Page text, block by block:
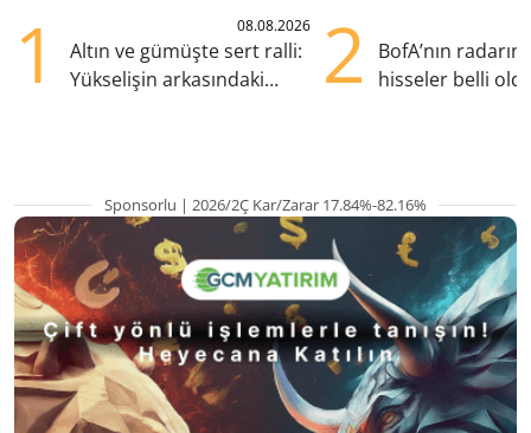
1 08.08.2026
Altın ve gümüşte sert ralli:
Yükselişin arkasındaki
2
BofA’nın
hisseler belli
Sponsorlu | 2026/2Ç Kar/Zarar 17.84%-82.16%